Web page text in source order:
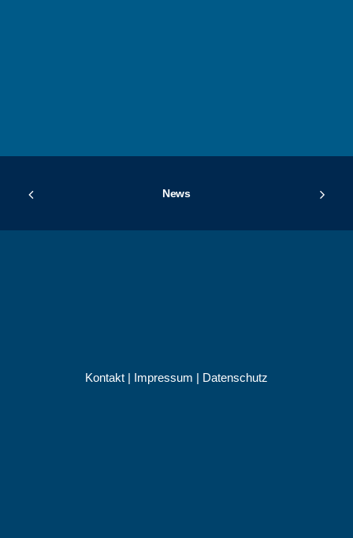
News
Kontakt | Impressum | Datenschutz